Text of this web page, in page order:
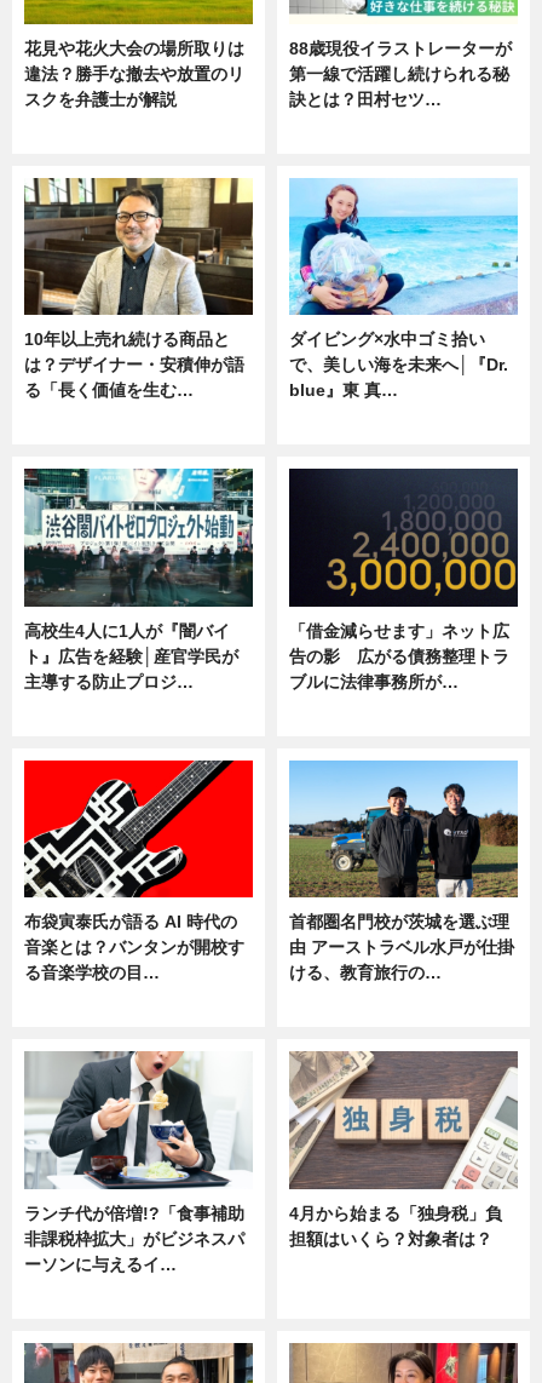
花見や花火大会の場所取りは
違法？勝手な撤去や放置のリ
スクを弁護士が解説
88歳現役イラストレーターが
第一線で活躍し続けられる秘
訣とは？田村セツ…
10年以上売れ続ける商品と
は？デザイナー・安積伸が語
る「長く価値を生む…
ダイビング×水中ゴミ拾い
で、美しい海を未来へ│『Dr.
blue』東 真…
高校生4人に1人が『闇バイ
ト』広告を経験│産官学民が
主導する防止プロジ…
「借金減らせます」ネット広
告の影 広がる債務整理トラ
ブルに法律事務所が…
布袋寅泰氏が語る AI 時代の
音楽とは？バンタンが開校す
る音楽学校の目…
首都圏名門校が茨城を選ぶ理
由 アーストラベル水戸が仕掛
ける、教育旅行の…
ランチ代が倍増!?「食事補助
非課税枠拡大」がビジネスパ
ーソンに与えるイ…
4月から始まる「独身税」負
担額はいくら？対象者は？